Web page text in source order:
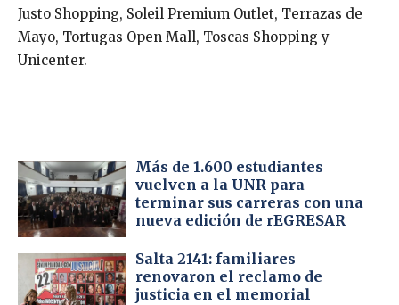
Justo Shopping, Soleil Premium Outlet, Terrazas de
Mayo, Tortugas Open Mall, Toscas Shopping y
Unicenter.
Más de 1.600 estudiantes
vuelven a la UNR para
terminar sus carreras con una
nueva edición de rEGRESAR
Salta 2141: familiares
renovaron el reclamo de
justicia en el memorial